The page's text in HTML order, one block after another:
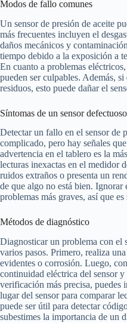
Modos de fallo comunes
Un sensor de presión de aceite
más frecuentes incluyen el
daños mecánicos y
tiempo debido a la exposición a
En cuanto a problemas
pueden ser culpables. Además,
residuos, esto puede dañar el
Síntomas de un sensor defectuoso
Detectar un fallo en el sensor de
complicado, pero hay señales
advertencia en el tablero es la
lecturas inexactas en el medidor
ruidos extraños o presenta un
de que algo no está bien. Ignorar
problemas más graves, así que
Métodos de diagnóstico
Diagnosticar un problema con el
varios pasos. Primero, realiza
evidentes o corrosión. Luego,
continuidad eléctrica del sensor
verificación más precisa, puedes
lugar del sensor para comparar
puede ser útil para detectar
subestimes la importancia de un